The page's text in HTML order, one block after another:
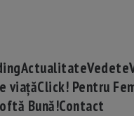
ActualitateVedete
viațăClick! Pentru
Bună!Contact